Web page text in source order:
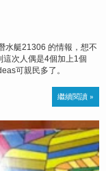
水艇21306 的情報，想不
次人偶是4個加上1個
可親民多了。
繼續閱讀 »